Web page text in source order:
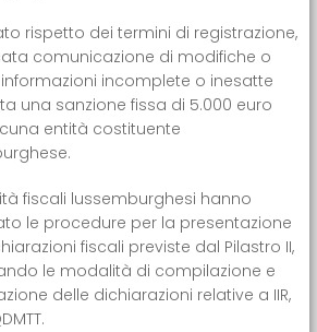
rispetto dei termini di registrazione,
comunicazione di modifiche o
informazioni incomplete o inesatte
una sanzione fissa di 5.000 euro
entità costituente
fiscali lussemburghesi hanno
le procedure per la presentazione
fiscali previste dal Pilastro II,
le modalità di compilazione e
delle dichiarazioni relative a IIR,